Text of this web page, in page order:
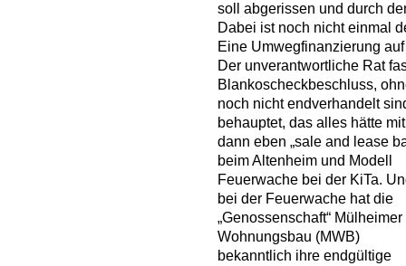
soll abgerissen und durch
Dabei ist noch nicht einmal
Eine Umwegfinanzierung
Der unverantwortliche Rat
Blankoscheckbeschluss,
noch nicht endverhandelt
behauptet, das alles hätte
dann eben „sale and lease
beim Altenheim und Modell
Feuerwache bei der KiTa.
bei der Feuerwache hat die
„Genossenschaft“ Mülheimer
Wohnungsbau (MWB)
bekanntlich ihre endgültige